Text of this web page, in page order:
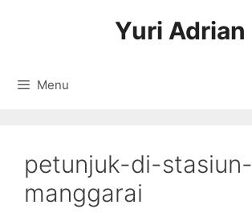
Yuri Adrian
Menu
petunjuk-di-stasiun-
manggarai